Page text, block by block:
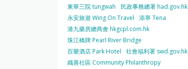
東華三院 tungwah
民政事務總署 had.gov.hk
永安旅遊 Wing On Travel
添寧 Tena
港九藥房總商會 hkgcpl.com.hk
珠江橋牌 Pearl River Bridge
百樂酒店 Park Hotel
社會福利署 swd.gov.hk
織善社區 Community Philanthropy